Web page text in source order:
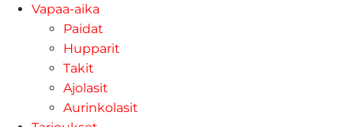
Vapaa-aika
Paidat
Hupparit
Takit
Ajolasit
Aurinkolasit